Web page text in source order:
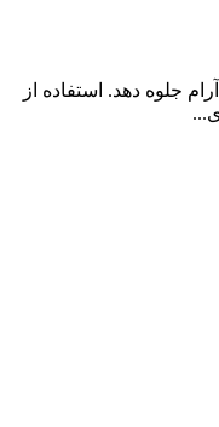
جلوه دهد. استفاده از